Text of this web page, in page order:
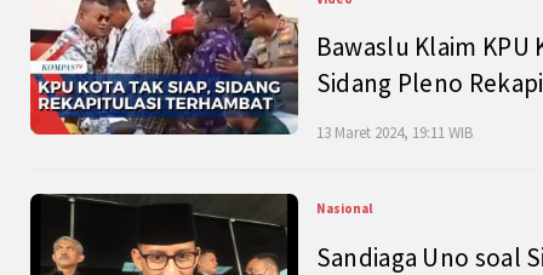
Bawaslu Klaim
Sidang Pleno
13 Maret 2024, 19:11 WIB
Nasional
Sandiaga Uno soal